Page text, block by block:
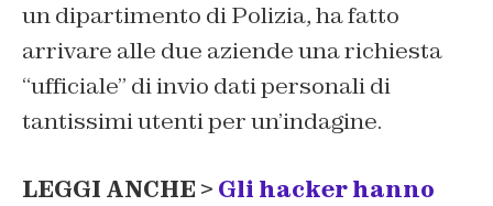
un dipartimento di Polizia, ha fatto
arrivare alle due aziende una richiesta
“ufficiale” di invio dati personali di
tantissimi utenti per un’indagine.
LEGGI ANCHE > Gli hacker hanno